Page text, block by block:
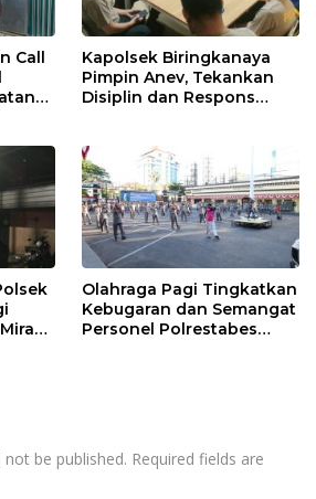
Call
Kapolsek Biringkanaya
Pimpin Anev, Tekankan
Disiplin dan Respons
Olahraga Pagi Tingkatkan
Kebugaran dan Semangat
Personel Polrestabes
be published. Required fields are